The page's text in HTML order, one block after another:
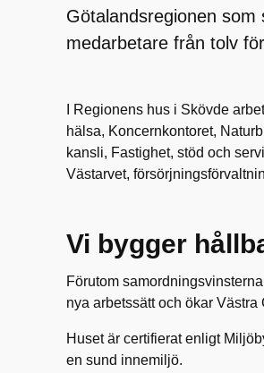
Götalandsregionen
medarbetare från tolv
I Regionens hus i Skövde
hälsa, Koncernkontoret,
kansli, Fastighet, stöd och
Västarvet,
Vi bygger
Förutom
nya arbetssätt och ökar
Huset är certifierat enligt
en sund innemiljö.